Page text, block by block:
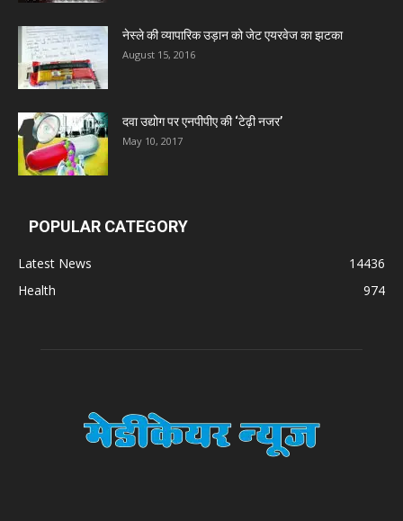
नेस्ले की व्यापारिक उड़ान को जेट एयरवेज का झटका
August 15, 2016
दवा उद्योग पर एनपीपीए की ‘टेढ़ी नजर’
May 10, 2017
POPULAR CATEGORY
Latest News
14436
Health
974